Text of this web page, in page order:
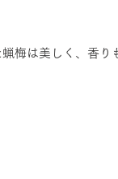
梅は美しく、香